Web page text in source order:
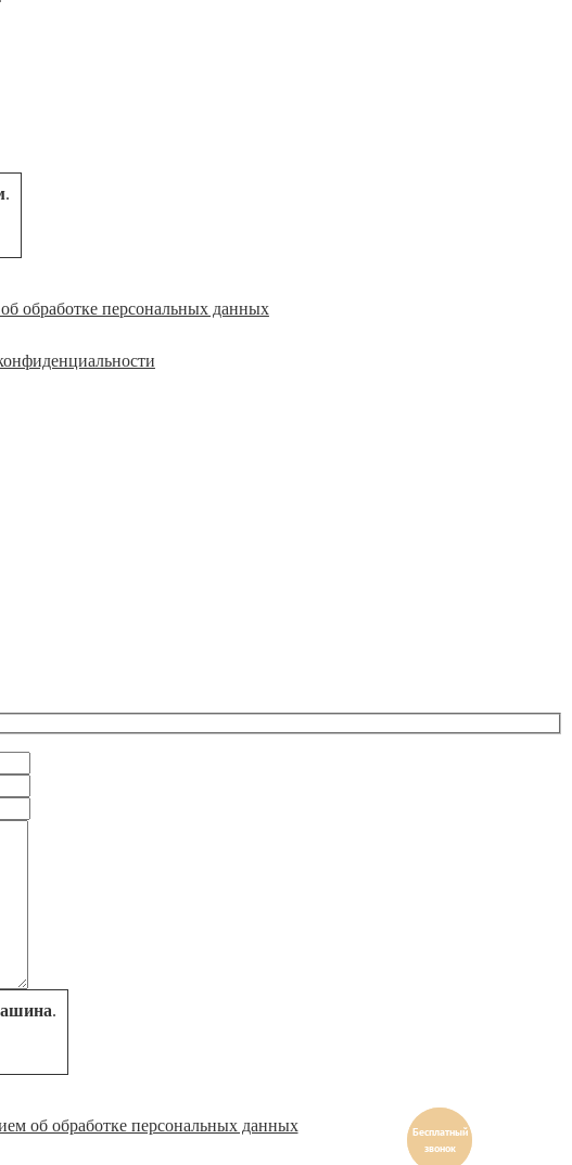
.
обработке персональных данных
.
об обработке персональных данных
Бесплатный
звонок